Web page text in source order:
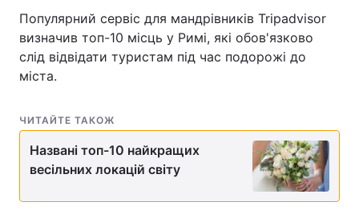
Лонгріди
Відео з Youtube Статті
Архів Вакансії
Контакти
Послуги
Популярний сервіс для мандрівників Tripadvisor
визначив топ-10 місць у Римі, які обов'язково
слід відвідати туристам під час подорожі до
міста.
ЧИТАЙТЕ ТАКОЖ
Названі топ-10 найкращих
весільних локацій світу